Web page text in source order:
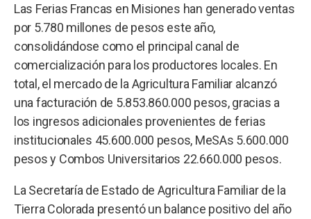
Las Ferias Francas en Misiones han generado ventas
por 5.780 millones de pesos este año,
consolidándose como el principal canal de
comercialización para los productores locales. En
total, el mercado de la Agricultura Familiar alcanzó
una facturación de 5.853.860.000 pesos, gracias a
los ingresos adicionales provenientes de ferias
institucionales 45.600.000 pesos, MeSAs 5.600.000
pesos y Combos Universitarios 22.660.000 pesos.
La Secretaría de Estado de Agricultura Familiar de la
Tierra Colorada presentó un balance positivo del año